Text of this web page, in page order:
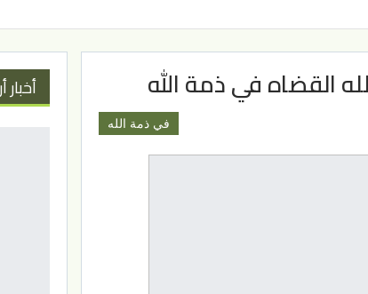
القضاه في ذمة الله
في ذمة الله
أخبار